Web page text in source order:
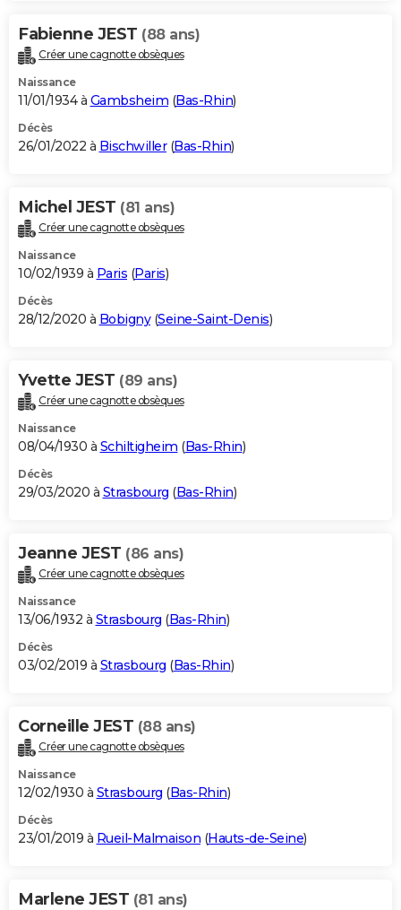
Fabienne JEST (88 ans)
Créer une cagnotte obsèques
Naissance
11/01/1934 à Gambsheim (Bas-Rhin)
Décès
26/01/2022 à Bischwiller(Bas-Rhin)
Michel JEST (81 ans)
Créer une cagnotte obsèques
Naissance
10/02/1939 à Paris (Paris)
Décès
28/12/2020 à Bobigny(Seine-Saint-Denis)
Yvette JEST (89 ans)
Créer une cagnotte obsèques
Naissance
08/04/1930 à Schiltigheim (Bas-Rhin)
Décès
29/03/2020 à Strasbourg (Bas-Rhin)
Jeanne JEST (86 ans)
Créer une cagnotte obsèques
Naissance
13/06/1932 à Strasbourg (Bas-Rhin)
Décès
03/02/2019 à Strasbourg (Bas-Rhin)
Corneille JEST (88 ans)
Créer une cagnotte obsèques
Naissance
12/02/1930 à Strasbourg (Bas-Rhin)
Décès
23/01/2019 à Rueil-Malmaison (Hauts-de-Seine)
Marlene JEST (81 ans)